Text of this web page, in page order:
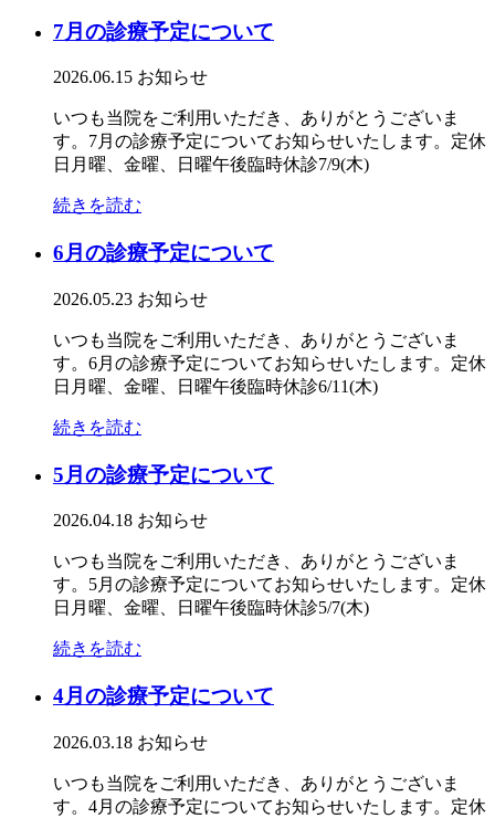
7月の診療予定について
2026.06.15 お知らせ
いつも当院をご利用いただき、ありがとうございま
す。7月の診療予定についてお知らせいたします。定休
日月曜、金曜、日曜午後臨時休診7/9(木)
続きを読む
6月の診療予定について
2026.05.23 お知らせ
いつも当院をご利用いただき、ありがとうございま
す。6月の診療予定についてお知らせいたします。定休
日月曜、金曜、日曜午後臨時休診6/11(木)
続きを読む
5月の診療予定について
2026.04.18 お知らせ
いつも当院をご利用いただき、ありがとうございま
す。5月の診療予定についてお知らせいたします。定休
日月曜、金曜、日曜午後臨時休診5/7(木)
続きを読む
4月の診療予定について
2026.03.18 お知らせ
いつも当院をご利用いただき、ありがとうございま
す。4月の診療予定についてお知らせいたします。定休